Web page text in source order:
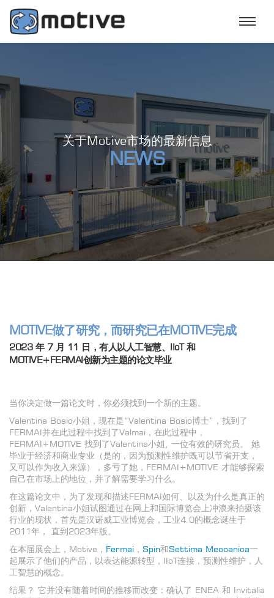
关于Motive市场的最新信息
NEWS
MOTIVE做了研究，而研究已在MOTIVE完成
2023 年 7 月 11 日，有人以人工智慧、IIoT 和
MOTIVE+FERMAI创新为主题的论文毕业
当你决定做一篇论文时，你必须找到一个新的主题。
Valentina Bosio小姐，现在是“Valentina Bosio博士”，找到了
FERMAI并在此过程中找到了Valmai，在此过程中，
FERMAI+MOTIVE 找到了Valentina小姐, 一位有效的研究员。 她
毕业于经济和商业专业（是的，因为预测性维护既可以节省开支，
又可以作为收入来源），多亏了她，FERMAI+MOTIVE 才能够探索
自己在市场上的地位，并了解需要学习什么。
在这篇论文中，为了发现和描述FERMAI如何、以及为什么是真正的
创新，Valentina小姐试图通过在网上和国际博览会上冲浪来拍摄该
行业的现状，首先是汉诺威工业博览会，工业4.0的概念诞生于
2011年， 直到2023年版。
在本届展会上，Motive， Fermai ， Spin和Settima Meccanica一
起展示了他们的产品，以表达能源转型，IIoT连接，预测性维护，人
工智慧的概念。
结果？ 它并没有随着时间的推移而改变：确认了 ENEA 和 Invitalia